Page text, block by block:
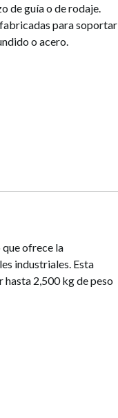
de guía o de rodaje.
para soportar
o acero.
ofrece la
industriales. Esta
2,500 kg de peso